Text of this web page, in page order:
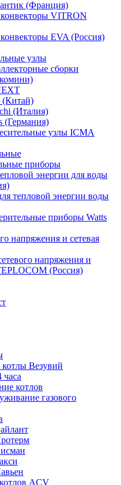
(Франция)
VITRON
EVA (Россия)
узлы
сборки
(Китай)
(Италия)
(Германия)
узлы ICMA
приборы
энергии для воды
тепловой энергии воды
приборы Watts
напряжения и сетевая
напряжения и
(Россия)
Везувий
котлов
газового
ACV